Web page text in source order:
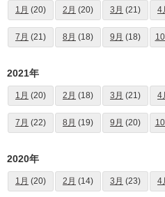
1月 (20) 2月 (20) 3月 (21) 4
7月 (21) 8月 (18) 9月 (18)
2021年
1月 (20) 2月 (18) 3月 (21) 4
7月 (22) 8月 (19) 9月 (20)
2020年
1月 (20) 2月 (14) 3月 (23) 4